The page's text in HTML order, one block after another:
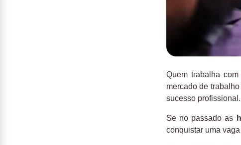
Quem trabalha com
mercado de
sucesso profissional.
Se no passado as
conquistar uma